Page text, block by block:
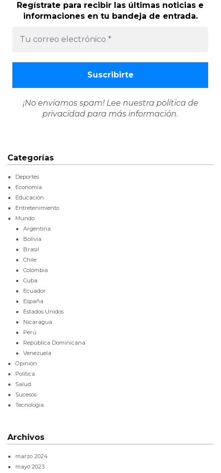
Regístrate para recibir las últimas noticias e
informaciones en tu bandeja de entrada.
¡No enviamos spam! Lee nuestra política de
privacidad para más información.
Categorías
Deportes
Economía
Educación
Entretenimiento
Mundo
Argentina
Bolivia
Brasil
Chile
Colombia
Cuba
Ecuador
España
Estados Unidos
Nicaragua
Perú
República Dominicana
Venezuela
Opinión
Política
Salud
Sucesos
Tecnología
Archivos
marzo 2024
mayo 2023